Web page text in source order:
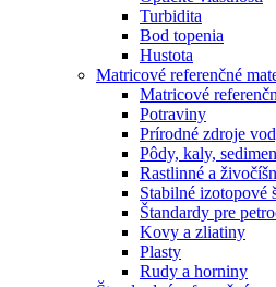
Turbidita
Bod topenia
Hustota
Matricové referenčné
Matricové
Potraviny
Prírodné zdroje
Pôdy, kaly,
Rastlinné a
Stabilné izotopové
Štandardy pre
Kovy a zliatiny
Plasty
Rudy a horniny